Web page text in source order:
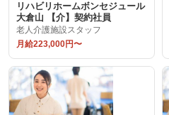
リハビリホームボンセジュール
大倉山 【介】契約社員
老人介護施設スタッフ
月給223,000円〜